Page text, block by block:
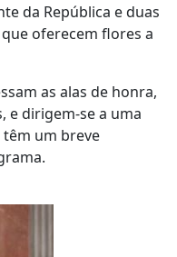
da República e duas
oferecem flores a
as alas de honra,
e dirigem-se a uma
têm um breve